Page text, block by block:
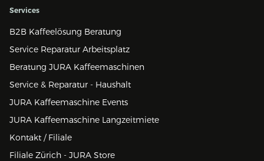
Services
B2B Kaffeelösung Beratung
Service Reparatur Arbeitsplatz
Beratung JURA Kaffeemaschinen
Service & Reparatur - Haushalt
JURA Kaffeemaschine Events
JURA Kaffeemaschine Langzeitmiete
Kontakt / Filiale
Filiale Zürich - JURA Store